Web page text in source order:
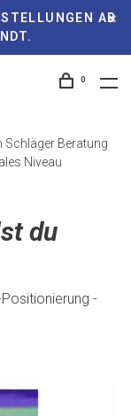
AB
0
Schläger Beratung
Niveau
du
-